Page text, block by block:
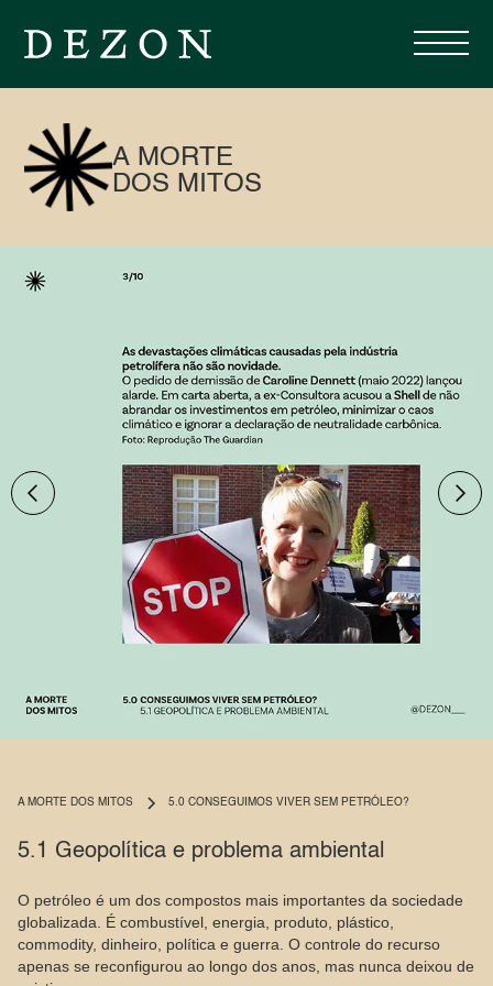
A MORTE
DOS MITOS
A MORTE DOS MITOS 5.0 CONSEGUIMOS VIVER SEM PETRÓLEO?
5.1 Geopolítica e problema ambiental
O petróleo é um dos compostos mais importantes da sociedade
globalizada. É combustível, energia, produto, plástico,
commodity, dinheiro, política e guerra. O controle do recurso
apenas se reconfigurou ao longo dos anos, mas nunca deixou de